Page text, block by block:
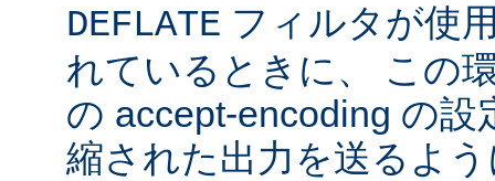
DEFLATE フィルタが使
れているときに、 この
の accept-encoding の
縮された出力を送るよ